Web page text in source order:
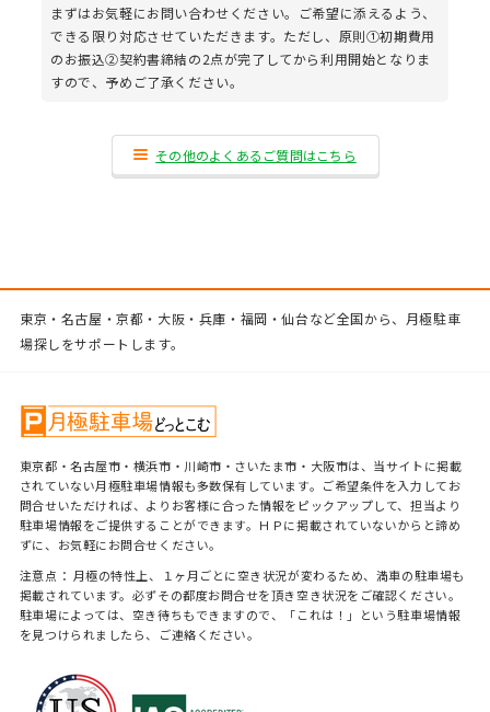
まずはお気軽にお問い合わせください。ご希望に添えるよう、
できる限り対応させていただきます。ただし、原則①初期費用
のお振込②契約書締結の2点が完了してから利用開始となりま
すので、予めご了承ください。
その他のよくあるご質問はこちら
東京・名古屋・京都・大阪・兵庫・福岡・仙台など全国から、月極駐車
場探しをサポートします。
東京都・名古屋市・横浜市・川崎市・さいたま市・大阪市は、当サイトに掲載
されていない月極駐車場情報も多数保有しています。ご希望条件を入力してお
問合せいただければ、よりお客様に合った情報をピックアップして、担当より
駐車場情報をご提供することができます。ＨＰに掲載されていないからと諦め
ずに、お気軽にお問合せください。
注意点： 月極の特性上、１ヶ月ごとに空き状況が変わるため、満車の駐車場も
掲載されています。必ずその都度お問合せを頂き空き状況をご確認ください。
駐車場によっては、空き待ちもできますので、「これは！」という駐車場情報
を見つけられましたら、ご連絡ください。